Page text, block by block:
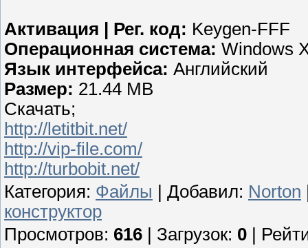
Активация | Рег. код: Keygen-FFF
Операционная система: Windows
Язык интерфейса: Английский
Размер: 21.44 MB
Скачать;
http://letitbit.net/
http://vip-file.com/
http://turbobit.net/
Категория: Файлы Добавил: Norton
конструктор
Просмотров: 616 Загрузок: 0